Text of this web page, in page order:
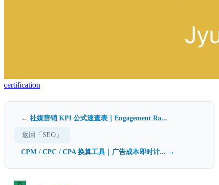
certification
← 社媒营销 KPI 公式速查表｜Engagement Ra...
返回「SEO」
CPM / CPC / CPA 换算工具｜广告成本即时计... →